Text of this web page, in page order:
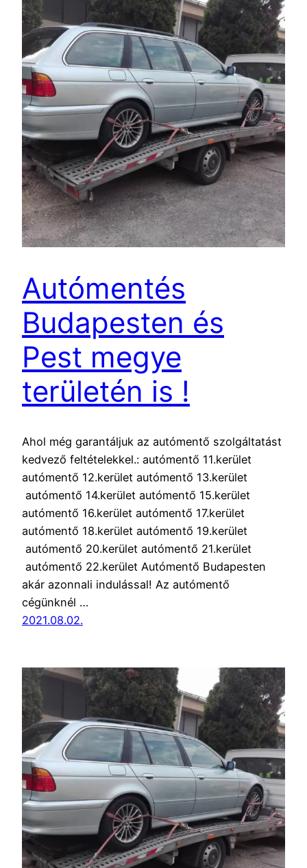
Autómentés
Budapesten és
Pest megye
területén is !
Ahol még garantáljuk az autómentő szolgáltatást
kedvező feltételekkel.: autómentő 11.kerület
autómentő 12.kerület autómentő 13.kerület
autómentő 14.kerület autómentő 15.kerület
autómentő 16.kerület autómentő 17.kerület
autómentő 18.kerület autómentő 19.kerület
autómentő 20.kerület autómentő 21.kerület
autómentő 22.kerület Autómentő Budapesten
akár azonnali indulással! Az autómentő
cégünknél …
2021.08.02.